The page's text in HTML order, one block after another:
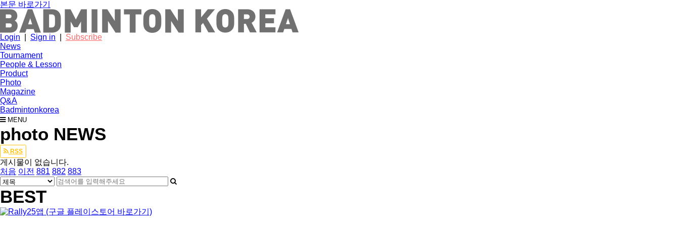
본문 바로가기
Login Sign in
Subscribe
News
Tournament
People & Lesson
Product
Photo
Magazine
Q&A
Badmintonkorea
MENU
photo NEWS
Total
7,947
건
886
페
이
지
RSS
게시물이 없습니다.
처음 이전 881 페
이
지
882 페
이
지
883페
이
지
게
시
물
검
검
색
대
상
검
색
필
수
BEST